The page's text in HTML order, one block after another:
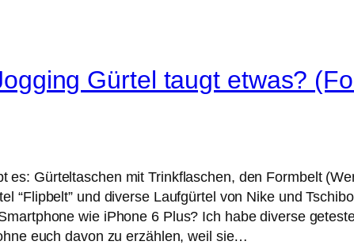
Gürtel taugt etwas?
es: Gürteltaschen mit Trinkflaschen, den Formbelt
“Flipbelt” und diverse Laufgürtel von Nike und
wie iPhone 6 Plus? Ich habe diverse
euch davon zu erzählen, weil sie…